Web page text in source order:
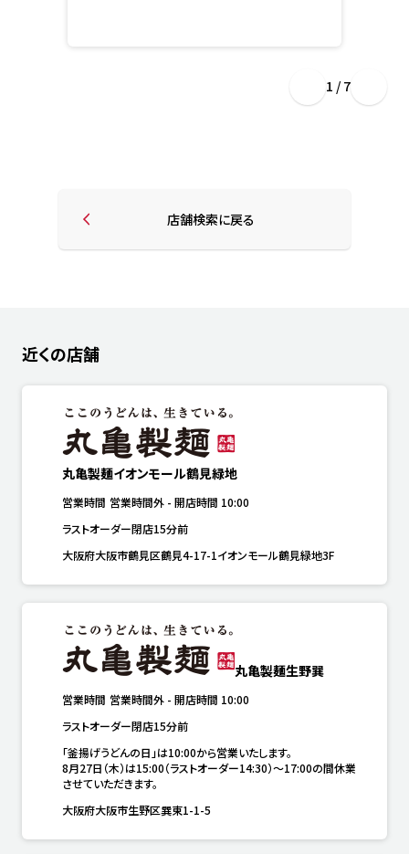
1 / 7
店舗検索に戻る
近くの店舗
丸亀製麺イオンモール鶴見緑地
営業時間 営業時間外 - 開店時間 10:00
ラストオーダー閉店15分前
大阪府大阪市鶴見区鶴見4-17-1イオンモール鶴見緑地3F
丸亀製麺生野巽
営業時間 営業時間外 - 開店時間 10:00
ラストオーダー閉店15分前
「釜揚げうどんの日」は10:00から営業いたします。
8月27日（木）は15:00（ラストオーダー14:30）～17:00の間休業
させていただきます。
大阪府大阪市生野区巽東1-1-5